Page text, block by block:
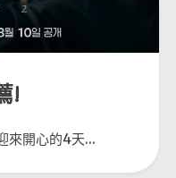
!
來開心的4天...